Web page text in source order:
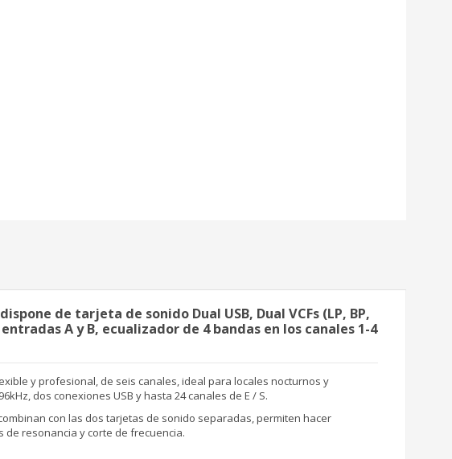
de tarjeta de sonido Dual USB, Dual VCFs (LP, BP,
A y B, ecualizador de 4 bandas en los canales 1-4
y profesional, de seis canales, ideal para locales nocturnos y
dos conexiones USB y hasta 24 canales de E / S.
con las dos tarjetas de sonido separadas, permiten hacer
de resonancia y corte de frecuencia.